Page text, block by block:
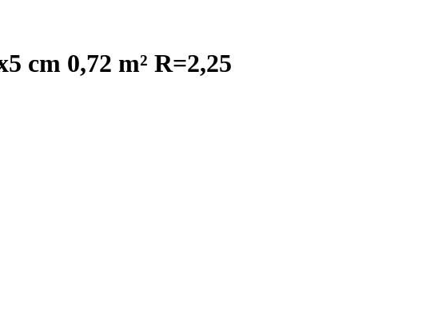
cm 0,72 m² R=2,25